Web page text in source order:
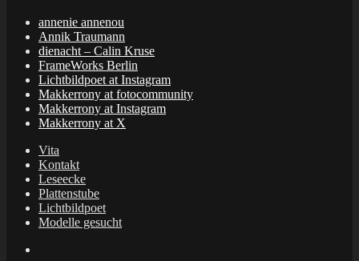
annenie annenou
Annik Traumann
dienacht – Calin Kruse
FrameWorks Berlin
Lichtbildpoet at Instagram
Makkerrony at fotocommunity
Makkerrony at Instagram
Makkerrony at X
Vita
Kontakt
Leseecke
Plattenstube
Lichtbildpoet
Modelle gesucht